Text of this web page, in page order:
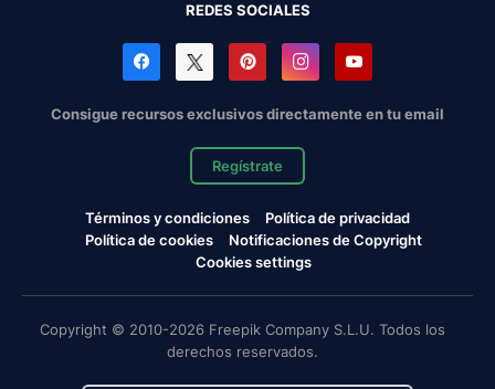
REDES SOCIALES
Consigue recursos exclusivos directamente en tu email
Regístrate
Términos y condiciones
Política de privacidad
Política de cookies
Notificaciones de Copyright
Cookies settings
Copyright © 2010-2026 Freepik Company S.L.U. Todos los
derechos reservados.